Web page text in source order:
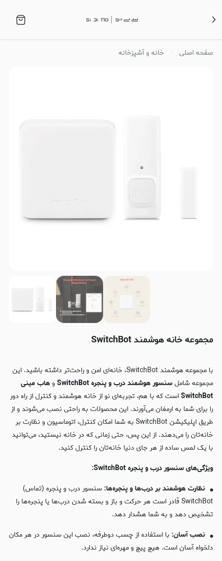
صفحه اصلی خانه و آشپزخانه
مجموعه خانه هوشمند SwitchBot
با مجموعه هوشمند SwitchBot، خانه‌ای امن و راحت‌تر داشته باشید. این
مجموعه شاملسنسور هوشمند درب و پنجره SwitchBot وهاب مینی
SwitchBotاست که با هم، تجربه‌ای نو از خانه هوشمند و کنترل از راه دور
را برای شما به ارمغان می‌آورند. این محصولات به راحتی نصب می‌شوند و از
طریق اپلیکیشن SwitchBot به شما امکان کنترل، اتوماسیون و نظارت بر
خانه‌تان را می‌دهند. از این پس، حتی زمانی که در خانه نیستید، می‌توانید
با یک لمس ساده از هر جای دنیا خانه‌تان را کنترل کنید.
ویژگی‌های سنسور درب و پنجره SwitchBot:
نظارت هوشمند بر درب‌ها و پنجره‌ها: سنسور درب و پنجره (تماس)
SwitchBot قادر است هر حرکت و باز و بسته شدن درب‌ها یا پنجره‌ها را
تشخیص دهد و به شما هشدار دهد.
نصب آسان: با استفاده از چسب دوطرفه، نصب این سنسور در هر مکان
دلخواه آسان است. هیچ پیچ و مهره‌ای نیاز ندارد.